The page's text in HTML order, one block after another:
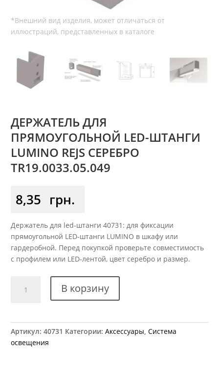
ДЕРЖАТЕЛЬ ДЛЯ
ПРЯМОУГОЛЬНОЙ LED-ШТАНГИ
LUMINO REJS СЕРЕБРО
TR19.0033.05.049
8,35 грн.
Держатель для led-штанги 40731: для фиксации
прямоугольной LED-штанги LUMINO в шкафу или
гардеробной. Перед покупкой проверьте совместимость
с профилем или LED-лентой, цвет серебро и размер.
товара
LED-
штанги
В корзину
Артикул:40731 Категории:Аксессуары ,Система
освещения